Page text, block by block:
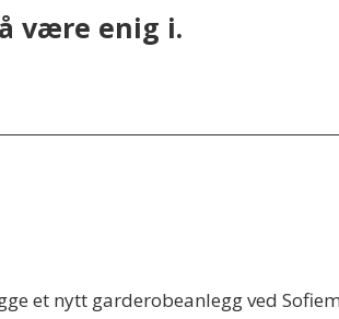
være enig i.
et nytt garderobeanlegg ved